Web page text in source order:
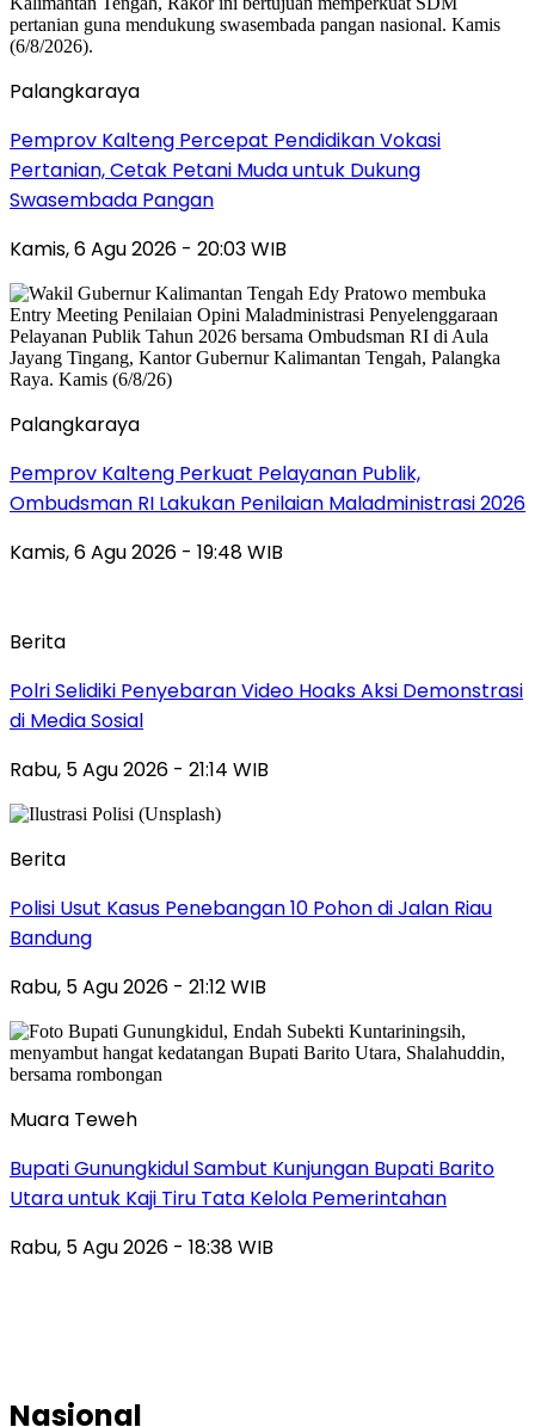
Palangkaraya
Pemprov Kalteng Percepat Pendidikan Vokasi
Pertanian, Cetak Petani Muda untuk Dukung
Swasembada Pangan
Kamis, 6 Agu 2026 - 20:03 WIB
Palangkaraya
Pemprov Kalteng Perkuat Pelayanan Publik,
Ombudsman RI Lakukan Penilaian Maladministrasi 2026
Kamis, 6 Agu 2026 - 19:48 WIB
Berita
Polri Selidiki Penyebaran Video Hoaks Aksi Demonstrasi
di Media Sosial
Rabu, 5 Agu 2026 - 21:14 WIB
Berita
Polisi Usut Kasus Penebangan 10 Pohon di Jalan Riau
Bandung
Rabu, 5 Agu 2026 - 21:12 WIB
Muara Teweh
Bupati Gunungkidul Sambut Kunjungan Bupati Barito
Utara untuk Kaji Tiru Tata Kelola Pemerintahan
Rabu, 5 Agu 2026 - 18:38 WIB
Nasional